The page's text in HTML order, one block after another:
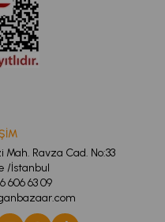
Ravza Cad. No:33
/İstanbul
606 63 09